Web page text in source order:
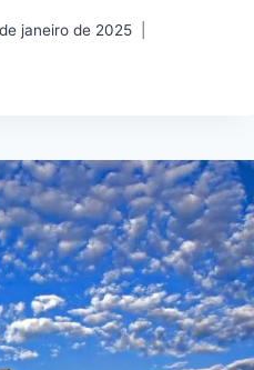
janeiro de 2025